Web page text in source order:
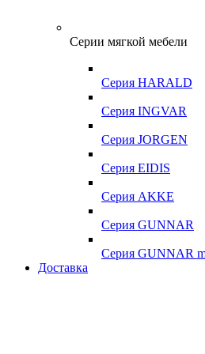
Серии мягкой мебели
Серия HARALD
Серия INGVAR
Серия JORGEN
Серия EIDIS
Серия AKKE
Серия GUNNAR
Серия GUNNAR
Доставка